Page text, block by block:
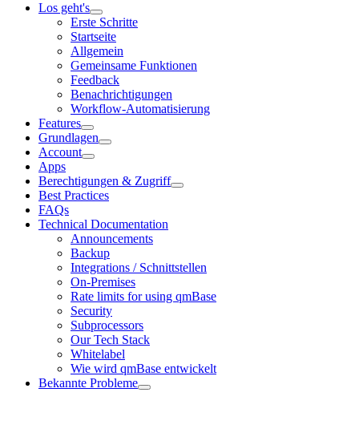
Los geht's
Erste Schritte
Startseite
Allgemein
Gemeinsame Funktionen
Feedback
Benachrichtigungen
Workflow-Automatisierung
Features
Grundlagen
Account
Apps
Berechtigungen & Zugriff
Best Practices
FAQs
Technical Documentation
Announcements
Backup
Integrations / Schnittstellen
On-Premises
Rate limits for using qmBase
Security
Subprocessors
Our Tech Stack
Whitelabel
Wie wird qmBase entwickelt
Bekannte Probleme